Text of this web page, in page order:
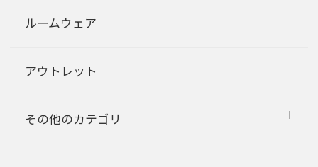
ルームウェア
アウトレット
その他のカテゴリ